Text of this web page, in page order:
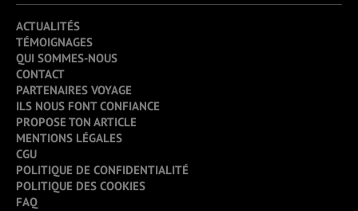
ACTUALITÉS
TÉMOIGNAGES
QUI SOMMES-NOUS
CONTACT
PARTENAIRES VOYAGE
ILS NOUS FONT CONFIANCE
PROPOSE TON ARTICLE
MENTIONS LÉGALES
CGU
POLITIQUE DE CONFIDENTIALITÉ
POLITIQUE DES COOKIES
FAQ